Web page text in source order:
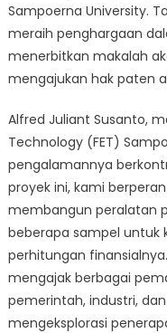
Sampoerna University.
meraih penghargaan
menerbitkan makalah
mengajukan hak paten
Alfred Juliant Susanto,
Technology (FET)
pengalamannya
proyek ini, kami
membangun peralatan
beberapa sampel untuk
perhitungan
mengajak berbagai
pemerintah, industri,
mengeksplorasi